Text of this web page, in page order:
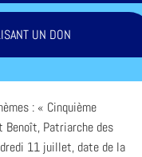
UN DON
: « Cinquième
Benoît, Patriarche des
11 juillet, date de la